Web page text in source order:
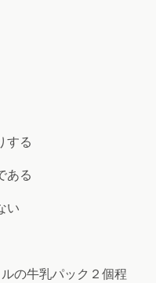
する
ある
い
の牛乳パック２個程